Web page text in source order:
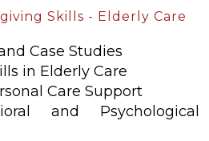
Skills - Elderly Care
Case Studies
in Elderly Care
Care Support
and Psychological